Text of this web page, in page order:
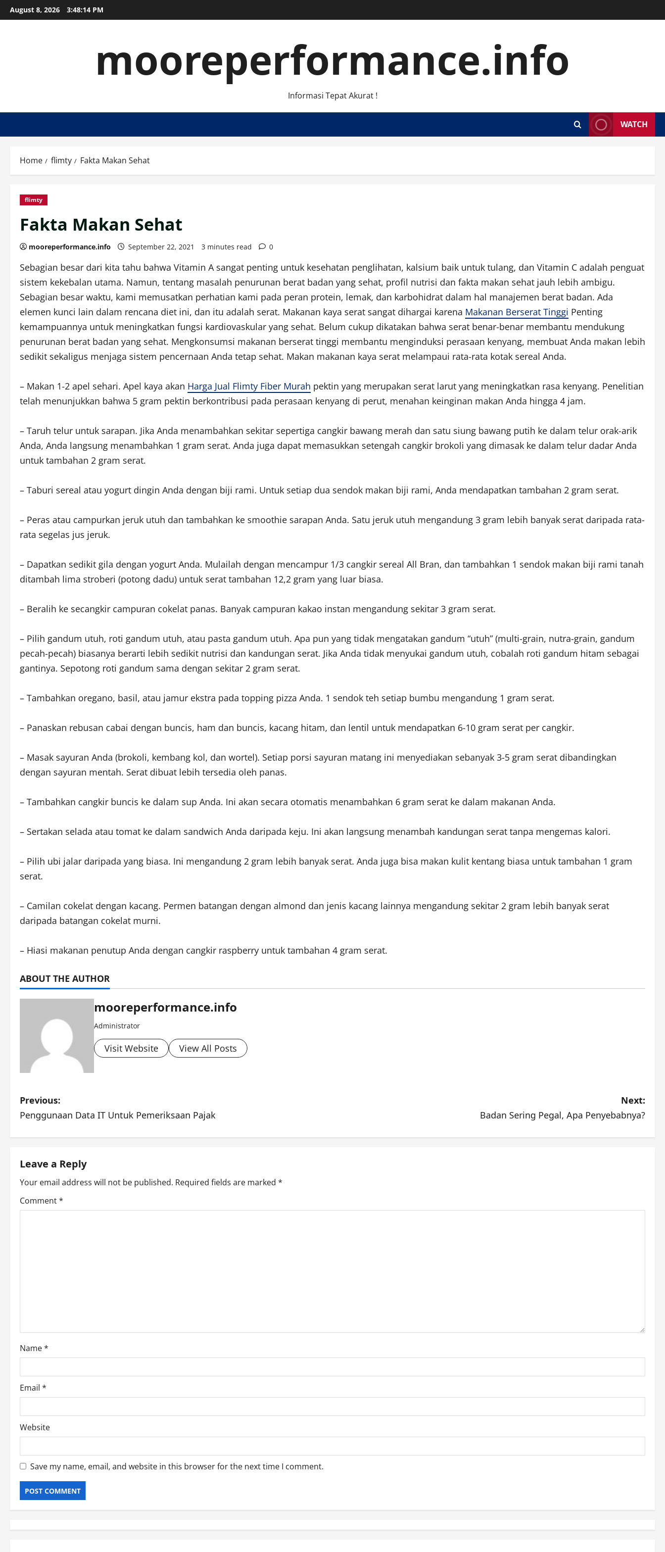
Skip
to
August 8, 2026 3:48:14 PM
mooreperformance.info
Informasi Tepat Akurat !
WATCH
Home flimty Fakta Makan Sehat
flimty
Fakta Makan Sehat
mooreperformance.info September 22, 2021 3 minutes read 0
Sebagian besar dari kita tahu bahwa Vitamin A sangat penting untuk kesehatan penglihatan, kalsium baik untuk tulang, dan Vitamin C adalah penguat
sistem kekebalan utama. Namun, tentang masalah penurunan berat badan yang sehat, profil nutrisi dan fakta makan sehat jauh lebih ambigu.
Sebagian besar waktu, kami memusatkan perhatian kami pada peran protein, lemak, dan karbohidrat dalam hal manajemen berat badan. Ada
elemen kunci lain dalam rencana diet ini, dan itu adalah serat. Makanan kaya serat sangat dihargai karena Makanan Berserat Tinggi Penting
kemampuannya untuk meningkatkan fungsi kardiovaskular yang sehat. Belum cukup dikatakan bahwa serat benar-benar membantu mendukung
penurunan berat badan yang sehat. Mengkonsumsi makanan berserat tinggi membantu menginduksi perasaan kenyang, membuat Anda makan lebih
sedikit sekaligus menjaga sistem pencernaan Anda tetap sehat. Makan makanan kaya serat melampaui rata-rata kotak sereal Anda.
– Makan 1-2 apel sehari. Apel kaya akan Harga Jual Flimty Fiber Murah pektin yang merupakan serat larut yang meningkatkan rasa kenyang. Penelitian
telah menunjukkan bahwa 5 gram pektin berkontribusi pada perasaan kenyang di perut, menahan keinginan makan Anda hingga 4 jam.
– Taruh telur untuk sarapan. Jika Anda menambahkan sekitar sepertiga cangkir bawang merah dan satu siung bawang putih ke dalam telur orak-arik
Anda, Anda langsung menambahkan 1 gram serat. Anda juga dapat memasukkan setengah cangkir brokoli yang dimasak ke dalam telur dadar Anda
untuk tambahan 2 gram serat.
– Taburi sereal atau yogurt dingin Anda dengan biji rami. Untuk setiap dua sendok makan biji rami, Anda mendapatkan tambahan 2 gram serat.
– Peras atau campurkan jeruk utuh dan tambahkan ke smoothie sarapan Anda. Satu jeruk utuh mengandung 3 gram lebih banyak serat daripada rata-
rata segelas jus jeruk.
– Dapatkan sedikit gila dengan yogurt Anda. Mulailah dengan mencampur 1/3 cangkir sereal All Bran, dan tambahkan 1 sendok makan biji rami tanah
ditambah lima stroberi (potong dadu) untuk serat tambahan 12,2 gram yang luar biasa.
– Beralih ke secangkir campuran cokelat panas. Banyak campuran kakao instan mengandung sekitar 3 gram serat.
– Pilih gandum utuh, roti gandum utuh, atau pasta gandum utuh. Apa pun yang tidak mengatakan gandum “utuh” (multi-grain, nutra-grain, gandum
pecah-pecah) biasanya berarti lebih sedikit nutrisi dan kandungan serat. Jika Anda tidak menyukai gandum utuh, cobalah roti gandum hitam sebagai
gantinya. Sepotong roti gandum sama dengan sekitar 2 gram serat.
– Tambahkan oregano, basil, atau jamur ekstra pada topping pizza Anda. 1 sendok teh setiap bumbu mengandung 1 gram serat.
– Panaskan rebusan cabai dengan buncis, ham dan buncis, kacang hitam, dan lentil untuk mendapatkan 6-10 gram serat per cangkir.
– Masak sayuran Anda (brokoli, kembang kol, dan wortel). Setiap porsi sayuran matang ini menyediakan sebanyak 3-5 gram serat dibandingkan
dengan sayuran mentah. Serat dibuat lebih tersedia oleh panas.
– Tambahkan cangkir buncis ke dalam sup Anda. Ini akan secara otomatis menambahkan 6 gram serat ke dalam makanan Anda.
– Sertakan selada atau tomat ke dalam sandwich Anda daripada keju. Ini akan langsung menambah kandungan serat tanpa mengemas kalori.
– Pilih ubi jalar daripada yang biasa. Ini mengandung 2 gram lebih banyak serat. Anda juga bisa makan kulit kentang biasa untuk tambahan 1 gram
serat.
– Camilan cokelat dengan kacang. Permen batangan dengan almond dan jenis kacang lainnya mengandung sekitar 2 gram lebih banyak serat
daripada batangan cokelat murni.
– Hiasi makanan penutup Anda dengan cangkir raspberry untuk tambahan 4 gram serat.
ABOUT THE AUTHOR
mooreperformance.info
Administrator
Visit Website View All Posts
P
o
s
t
n
a
i
o
n
Previous:
Penggunaan Data IT Untuk Pemeriksaan Pajak
Next:
Badan Sering Pegal, Apa Penyebabnya?
Leave a Reply
Your email address will not be published. Required fields are marked *
Comment*
Name*
Email *
Website
Save my name, email, and website in this browser for the next time I comment.